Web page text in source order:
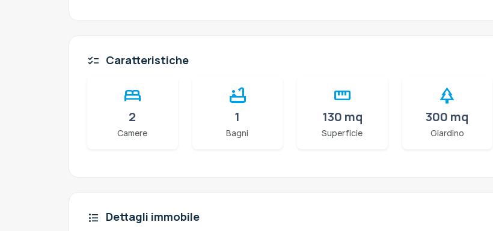
checklist Caratteristiche
bed
2
Camere
bathtub
1
Bagni
straighten
130 mq
Superficie
park
300 mq
Giardino
format_list_bulleted Dettagli immobile